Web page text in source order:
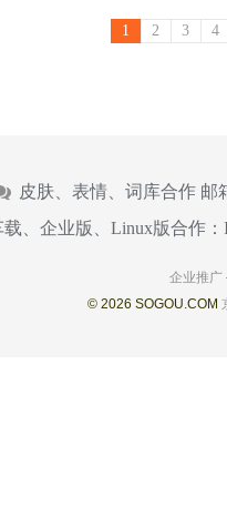
1 2 3 4
皮肤、表情、词库合作 邮
载、企业版、Linux版合作：
企业推广
© 2026 SOGOU.COM